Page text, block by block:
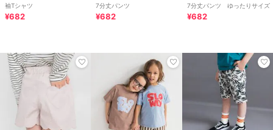
袖Tシャツ
¥682
7分丈パンツ
¥682
7分丈パンツ ゆったりサイズ
¥682